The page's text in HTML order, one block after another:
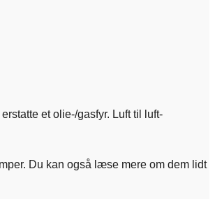
et olie-/gasfyr. Luft til luft-
Du kan også læse mere om dem lidt